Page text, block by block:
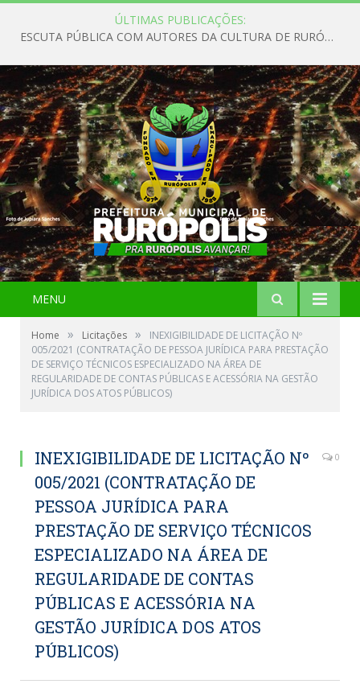
ÚLTIMAS PUBLICAÇÕES:
ESCUTA PÚBLICA COM AUTORES DA CULTURA DE RURÓPOLIS
MENU
Home » Licitações »
INEXIGIBILIDADE DE LICITAÇÃO Nº
005/2021 (CONTRATAÇÃO DE PESSOA JURÍDICA PARA PRESTAÇÃO
DE SERVIÇO TÉCNICOS ESPECIALIZADO NA ÁREA DE
REGULARIDADE DE CONTAS PÚBLICAS E ACESSÓRIA NA GESTÃO
JURÍDICA DOS ATOS PÚBLICOS)
INEXIGIBILIDADE DE LICITAÇÃO Nº
005/2021 (CONTRATAÇÃO DE
PESSOA JURÍDICA PARA
PRESTAÇÃO DE SERVIÇO TÉCNICOS
ESPECIALIZADO NA ÁREA DE
REGULARIDADE DE CONTAS
PÚBLICAS E ACESSÓRIA NA
GESTÃO JURÍDICA DOS ATOS
PÚBLICOS)
0